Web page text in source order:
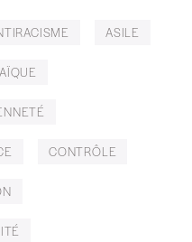
ASILE
CONTRÔLE